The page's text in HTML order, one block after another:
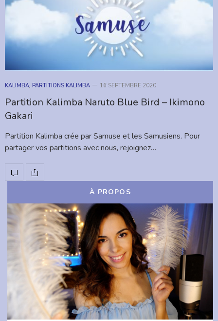
KALIMBA, PARTITIONS KALIMBA 16 SEPTEMBRE 2020
Partition Kalimba Naruto Blue Bird – Ikimono
Gakari
Partition Kalimba crée par Samuse et les Samusiens. Pour
partager vos partitions avec nous, rejoignez…
À PROPOS